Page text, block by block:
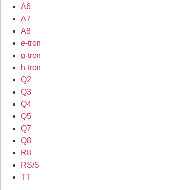
A6
A7
A8
e-tron
g-tron
h-tron
Q2
Q3
Q4
Q5
Q7
Q8
R8
RS/S
TT